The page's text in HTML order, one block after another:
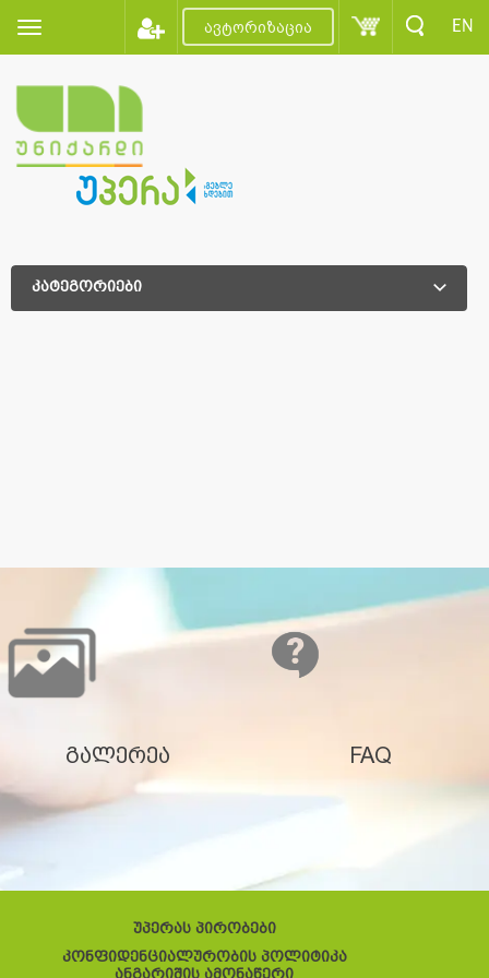
ავტორიზაცია EN
კატეგორიები
გალერეა FAQ
უპერას პირობები
კონფიდენციალურობის პოლიტიკა
ანგარიშის ამონაწერი